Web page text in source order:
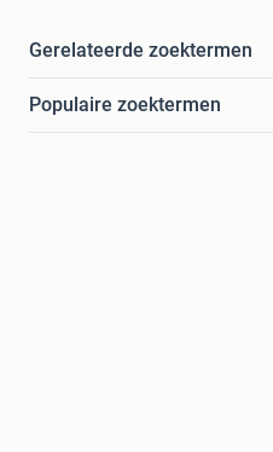
Gerelateerde zoektermen
Populaire zoektermen